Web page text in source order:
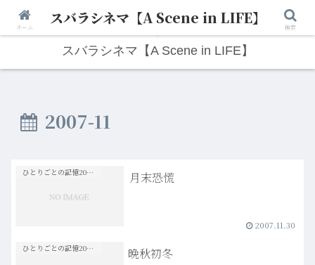
人生は“ひとりごと”から始まる。映画と写真と日々のこと。
スバラシネマ【A Scene in LIFE】
2007-11
ひとりごとの記憶20s-30s 月末恐慌
2007.11.30
ひとりごとの記憶20s-30s 晩秋初冬
ホーム スバラシネマ【A Scene in LIFE】 検索